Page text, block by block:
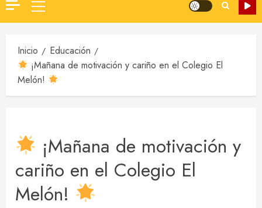
Menú
principal
Inicio
Educación
¡Mañana de motivación y cariño en el Colegio El
Melón!
¡Mañana de motivación y
cariño en el Colegio El
Melón!